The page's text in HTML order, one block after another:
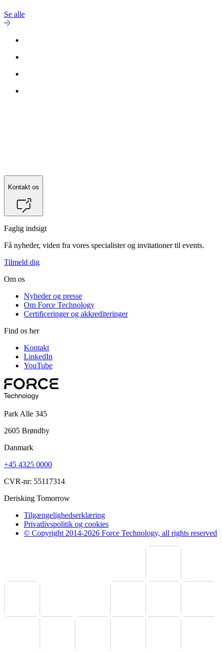
Se alle
Kontakt os
Faglig indsigt
Få nyheder, viden fra vores specialister og invitationer til events.
Tilmeld dig
Om os
Nyheder og presse
Om Force Technology
Certificeringer og akkrediteringer
Find os her
Kontakt
LinkedIn
YouTube
Park Alle 345
2605 Brøndby
Danmark
+45 4325 0000
CVR-nr: 55117314
Derisking Tomorrow
Tilgængelighedserklæring
Privatlivspolitik og cookies
© Copyright 2014-2026 Force Technology, all rights reserved